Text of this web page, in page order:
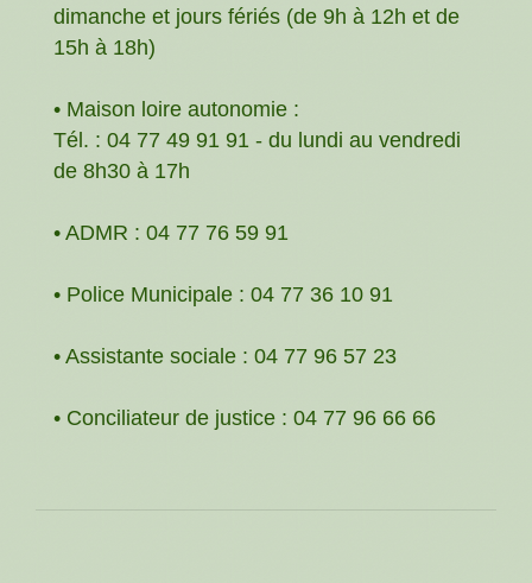
dimanche et jours fériés (de 9h à 12h et de
15h à 18h)
• Maison loire autonomie :
Tél. : 04 77 49 91 91 - du lundi au vendredi
de 8h30 à 17h
• ADMR : 04 77 76 59 91
• Police Municipale : 04 77 36 10 91
• Assistante sociale : 04 77 96 57 23
• Conciliateur de justice : 04 77 96 66 66